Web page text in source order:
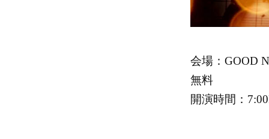
会場：GOOD
無料
開演時間：